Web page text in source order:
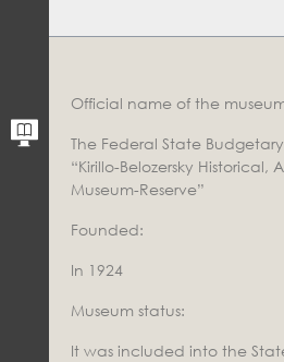
Official name of the
The Federal State
“Kirillo-Belozersky
Museum-Reserve”
Founded:
In 1924
Museum status:
It was included into the